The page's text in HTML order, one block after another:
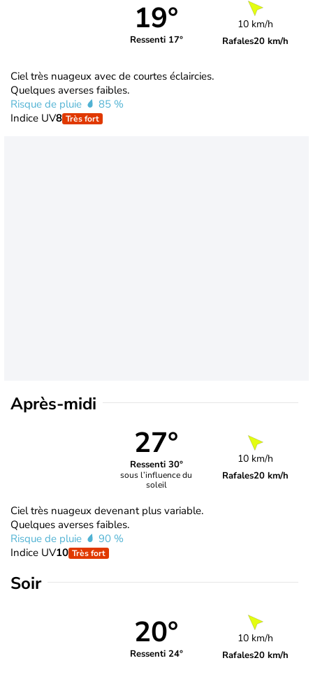
19°
Ressenti 17°
10 km/h
Rafales20 km/h
Ciel très nuageux avec de courtes éclaircies.
Quelques averses faibles.
Risque de pluie
85 %
Indice UV8 Très fort
Après-midi
27°
Ressenti 30°
sous l’influence du
soleil
10 km/h
Rafales20 km/h
Ciel très nuageux devenant plus variable.
Quelques averses faibles.
Risque de pluie
90 %
Indice UV10 Très fort
Soir
20°
Ressenti 24°
10 km/h
Rafales20 km/h